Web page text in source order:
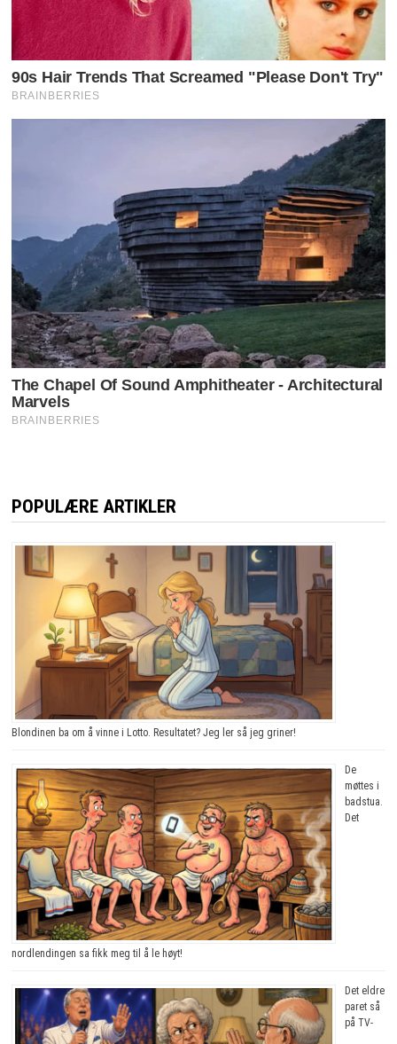
POPULÆRE ARTIKLER
Blondinen ba om å vinne i Lotto. Resultatet? Jeg ler så jeg griner!
De
møttes i
badstua.
Det
nordlendingen sa fikk meg til å le høyt!
Det eldre
paret så
på TV-